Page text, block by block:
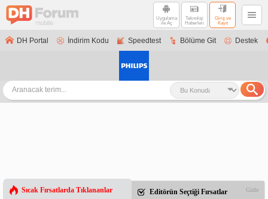
Uygulama
ile Aç
Teknoloji
Haberleri
Giriş ve
Kayıt
DH Portal İndirim Kodu Speedtest Bölüme Git Destek
Sıcak Fırsatlarda Tıklananlar Editörün Seçtiği Fırsatlar Gizle